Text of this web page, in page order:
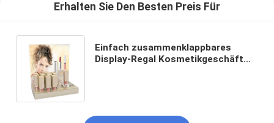
Erhalten Sie Den Besten Preis Für
Einfach zusammenklappbares
Display-Regal Kosmetikgeschäft